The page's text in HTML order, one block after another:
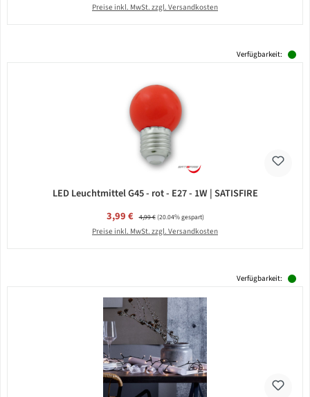
Preise inkl. MwSt. zzgl. Versandkosten
Verfügbarkeit:
LED Leuchtmittel G45 - rot - E27 - 1W | SATISFIRE
Verkaufspreis:
3,99 € Regulärer Preis:
4,99 €(20.04% gespart)
Preise inkl. MwSt. zzgl. Versandkosten
Verfügbarkeit: